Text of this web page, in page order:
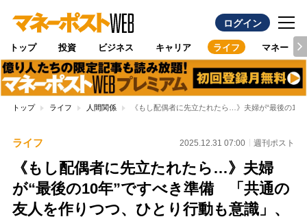
ログイン
トップ 投資 ビジネス キャリア ライフ マネー
トップ ライフ 人間関係 《もし配偶者に先立たれたら…》夫婦が“最後の
ライフ 2025.12.31 07:00 週刊ポスト
《もし配偶者に先立たれたら…》夫婦
が“最後の10年”ですべき準備 「共通の
友人を作りつつ、ひとり行動も意識」、